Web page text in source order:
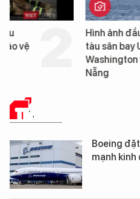
Hình ảnh đầu tiên về siêu
tàu sân bay USS George
Washington vừa đến Đà
TIN TỨC
Boeing
mạnh kinh